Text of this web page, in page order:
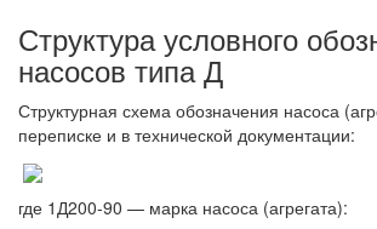
Структура условного
насосов типа Д
Структурная схема обозначения насоса
переписке и в технической документации:
где 1Д200-90 — марка насоса (агрегата):